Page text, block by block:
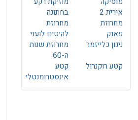
בחתונה
אירית 2
מחרוזת
להיטים לועזי
מחרוזת
פאנק
מחרוזת שנות
ה-60
ניגון כלייזמר
קטע
אינסטרומנטלי
קטע רוקנרול